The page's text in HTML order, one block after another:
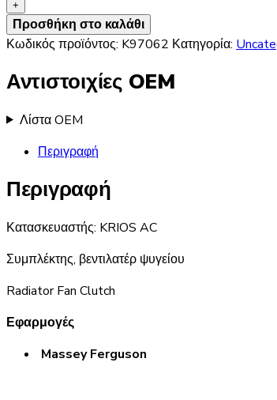
KRIOS
Κόμπλερ
Φτερωτής
Ferguson
5000/6000/8000
ποσότητα
+
Προσθήκη στο καλάθι
Κωδικός προϊόντος: K97062 Κατηγορία:
Αντιστοιχίες OEM
Λίστα OEM
Περιγραφή
Περιγραφή
Κατασκευαστής: KRIOS AC
Συμπλέκτης, βεντιλατέρ ψυγείου
Radiator Fan Clutch
Εφαρμογές
Massey Ferguson